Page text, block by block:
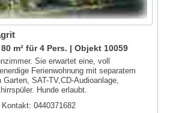
m² für 4 Pers. | Objekt 10059
Sie erwartet eine, voll
Ferienwohnung mit separatem
Garten, SAT-TV,CD-Audioanlage,
Hunde erlaubt.
Kontakt: 0440371682